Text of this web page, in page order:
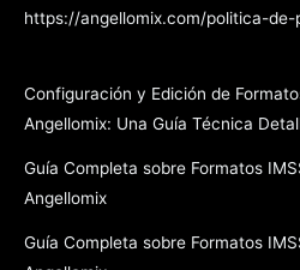
https://angellomix.com/politica-de-
Configuración y Edición de
Angellomix: Una Guía Técnica
Guía Completa sobre Formatos
Angellomix
Guía Completa sobre Formatos